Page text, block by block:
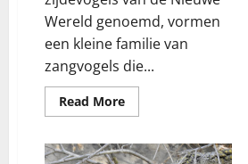
Wereld genoemd, vormen
een kleine familie van
zangvogels die...
Read MoreRead
more
–